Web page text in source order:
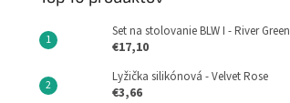
Set na stolovanie BLW I - River Green
€17,10
Lyžička silikónová - Velvet Rose
€3,66